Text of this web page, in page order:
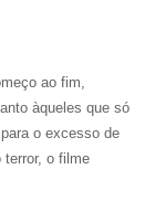
ao fim,
àqueles que só
o excesso de
o filme